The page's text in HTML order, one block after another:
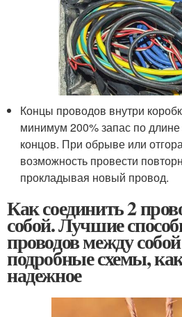
Концы проводов внутри
минимум 200% запас по
концов. При обрыве или
возможность провести
прокладывая новый провод.
Как соединить 2
собой. Лучшие
проводов между
подробные схемы,
надежное